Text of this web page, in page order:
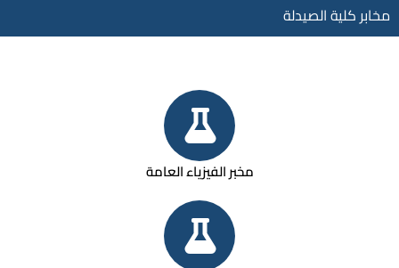
مخابر كلية الصيدلة
مخبر الفيزياء العامة